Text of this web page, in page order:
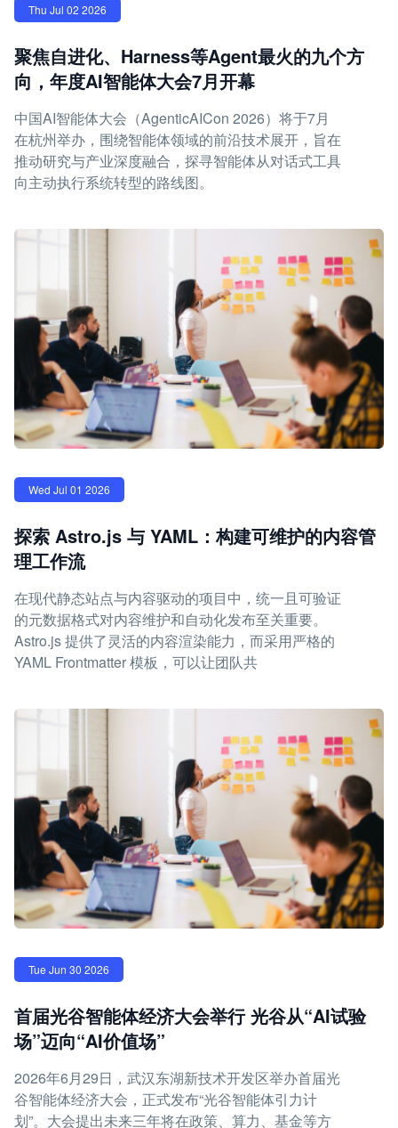
Thu Jul 02 2026
聚焦自进化、Harness等Agent最火的九个方
向，年度AI智能体大会7月开幕
中国AI智能体大会（AgenticAICon 2026）将于7月
在杭州举办，围绕智能体领域的前沿技术展开，旨在
推动研究与产业深度融合，探寻智能体从对话式工具
向主动执行系统转型的路线图。
Wed Jul 01 2026
探索 Astro.js 与 YAML：构建可维护的内容管
理工作流
在现代静态站点与内容驱动的项目中，统一且可验证
的元数据格式对内容维护和自动化发布至关重要。
Astro.js 提供了灵活的内容渲染能力，而采用严格的
YAML Frontmatter 模板，可以让团队共
Tue Jun 30 2026
首届光谷智能体经济大会举行 光谷从“AI试验
场”迈向“AI价值场”
2026年6月29日，武汉东湖新技术开发区举办首届光
谷智能体经济大会，正式发布“光谷智能体引力计
划”。大会提出未来三年将在政策、算力、基金等方